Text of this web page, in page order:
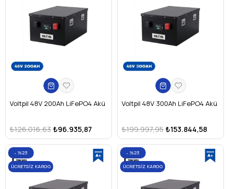
Voltpil 48V 200Ah LiFePO4 Akü
₺96.935,87
₺126.016,63
Voltpil 48V 300Ah LiFePO4 Akü
₺153.844,58
₺199.997,95
%23
ÜCRETSIZ KARGO
%23
ÜCRETSIZ KARGO